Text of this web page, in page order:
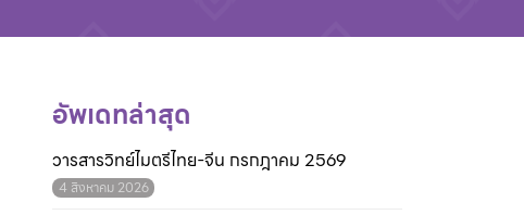
อัพเดทล่าสุด
วารสารวิทย์ไมตรีไทย-จีน กรกฎาคม 2569
4 สิงหาคม 2026